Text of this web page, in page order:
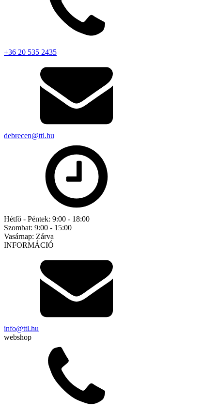
+36 20 535 2435
debrecen@ttl.hu
Hétfő - Péntek: 9:00 - 18:00
Szombat: 9:00 - 15:00
Vasárnap: Zárva
INFORMÁCIÓ
info@ttl.hu
webshop